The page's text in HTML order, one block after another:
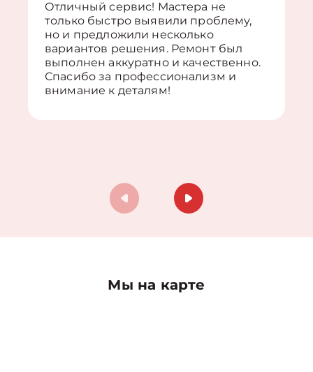
Отличный сервис! Мастера не
только быстро выявили проблему,
но и предложили несколько
вариантов решения. Ремонт был
выполнен аккуратно и качественно.
Спасибо за профессионализм и
внимание к деталям!
Мы на карте